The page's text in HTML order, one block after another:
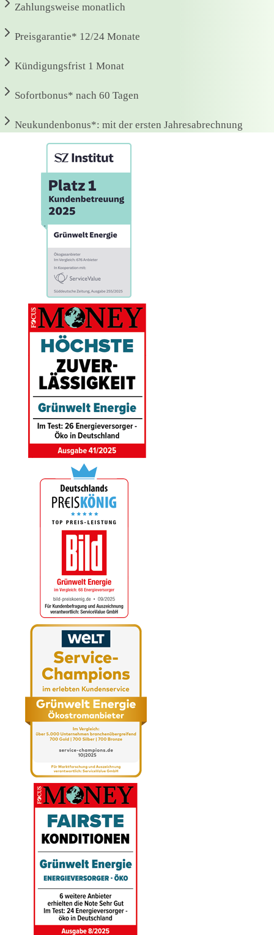
Zahlungsweise monatlich
Preisgarantie* 12/24 Monate
Kündigungsfrist 1 Monat
Sofortbonus* nach 60 Tagen
Neukundenbonus*: mit der ersten Jahresabrechnung